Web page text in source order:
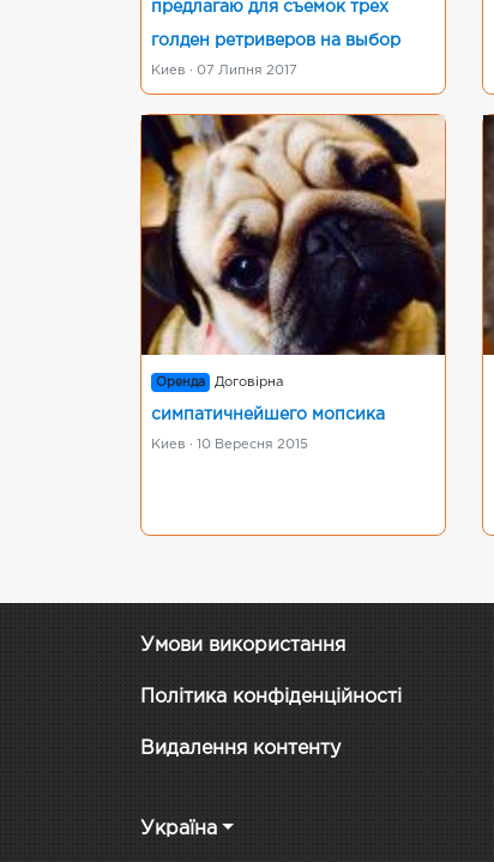
предлагаю для съемок трех
голден ретриверов на выбор
Киев · 07 Липня 2017
Оренда Договірна
симпатичнейшего мопсика
Kиев · 10 Вересня 2015
Умови використання
Політика конфіденційності
Видалення контенту
Україна